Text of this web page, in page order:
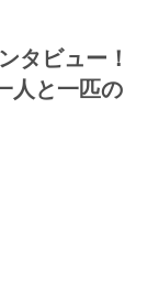
タビュー！
人と一匹の